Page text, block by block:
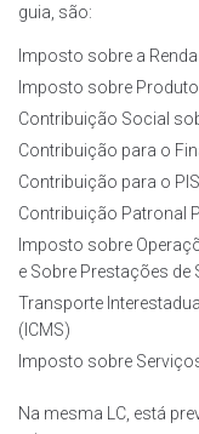
guia, são:
Imposto sobre a
Imposto sobre
Contribuição Social
Contribuição para o
Contribuição para o
Contribuição Patronal
Imposto sobre
e Sobre Prestações de
Transporte
(ICMS)
Imposto sobre
Na mesma LC, está